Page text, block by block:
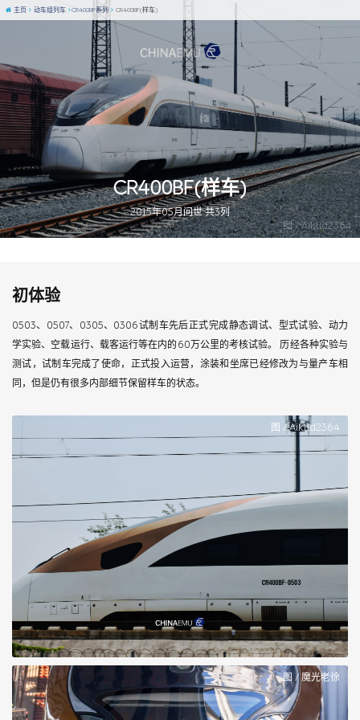
图 / Aiklld2364
CR400BF(样车)
2015年05月问世 共3列
主页 动车组列车 CR400BF系列 CR400BF(样车)
初体验
0503、0507、0305、0306试制车先后正式完成静态调试、型式试验、动力
学实验、空载运行、载客运行等在内的60万公里的考核试验。 历经各种实验与
测试，试制车完成了使命，正式投入运营，涂装和坐席已经修改为与量产车相
同，但是仍有很多内部细节保留样车的状态。
图 / Aiklld2364
图 / 魔光老徐